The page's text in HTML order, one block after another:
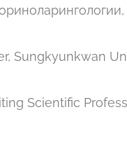
Sungkyunkwan
Scientific